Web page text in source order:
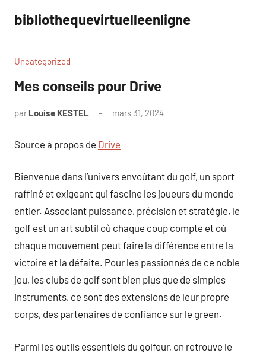
contenu
bibliothequevirtuelleenligne
Uncategorized
Mes conseils pour Drive
par Louise KESTEL mars 31, 2024
Source à propos de Drive
Bienvenue dans l’univers envoûtant du golf, un sport
raffiné et exigeant qui fascine les joueurs du monde
entier. Associant puissance, précision et stratégie, le
golf est un art subtil où chaque coup compte et où
chaque mouvement peut faire la différence entre la
victoire et la défaite. Pour les passionnés de ce noble
jeu, les clubs de golf sont bien plus que de simples
instruments, ce sont des extensions de leur propre
corps, des partenaires de confiance sur le green.
Parmi les outils essentiels du golfeur, on retrouve le